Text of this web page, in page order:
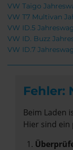
VW Taigo
VW T7 Multivan
VW ID.5
VW ID. Buzz
VW ID.7
Fehler:
Beim Laden
Hier sind